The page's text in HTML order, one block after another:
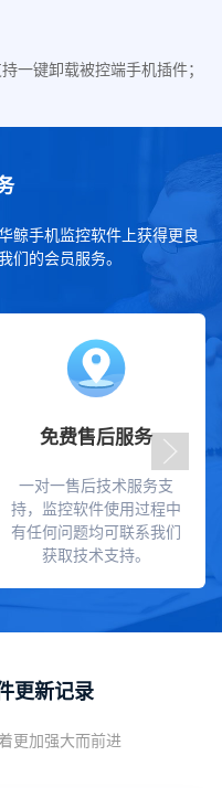
一键卸载被控端手机插件；
鲸手机监控软件上获得更良
们的会员服务。
免费售后服务
一对一售后技术服务支
持，监控软件使用过程中
有任何问题均可联系我们
获取技术支持。
更新记录
更加强大而前进